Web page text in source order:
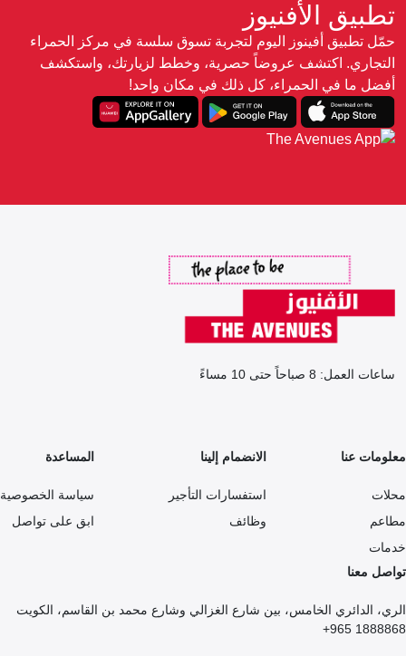
تطبيق الأفنيوز
حمّل تطبيق أفينوز اليوم لتجربة تسوق سلسة في مركز الحمراء
التجاري. اكتشف عروضاً حصرية، وخطط لزيارتك، واستكشف
أفضل ما في الحمراء، كل ذلك في مكان واحد!
ساعات العمل: 8 صباحاً حتى 10 مساءً
معلومات عنا
محلات
مطاعم
خدمات
الانضمام إلينا
استفسارات التأجير
وظائف
المساعدة
سياسة الخصوصية
ابق على تواصل
تواصل معنا
الري، الدائري الخامس، بين شارع الغزالي وشارع محمد بن القاسم، الكويت
1888868 965+